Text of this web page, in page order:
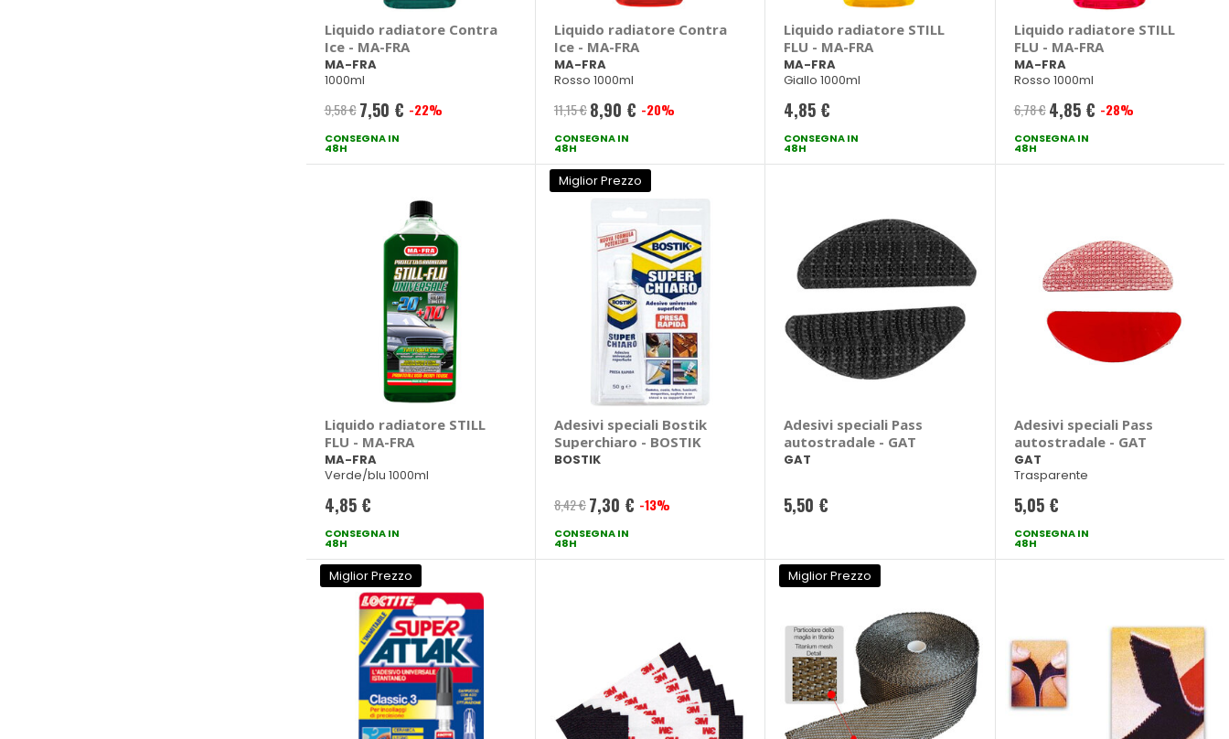
Liquido radiatore Contra
Ice - MA-FRA
MA-FRA
1000ml
9,58 € Prezzo
speciale
7,50 € -22%
CONSEGNA IN
48H
Liquido radiatore Contra
Ice - MA-FRA
MA-FRA
Rosso 1000ml
11,15 € Prezzo
speciale
8,90 € -20%
CONSEGNA IN
48H
Liquido radiatore STILL
FLU - MA-FRA
MA-FRA
Giallo 1000ml
4,85 €
CONSEGNA IN
48H
Liquido radiatore STILL
FLU - MA-FRA
MA-FRA
Rosso 1000ml
6,78 € Prezzo
speciale
4,85 € -28%
CONSEGNA IN
48H
Liquido radiatore STILL
FLU - MA-FRA
MA-FRA
Verde/blu 1000ml
4,85 €
CONSEGNA IN
48H
Miglior Prezzo
Adesivi speciali Bostik
Superchiaro - BOSTIK
BOSTIK
8,42 € Prezzo
speciale
7,30 € -13%
CONSEGNA IN
48H
Adesivi speciali Pass
autostradale - GAT
GAT
5,50 €
Adesivi speciali Pass
autostradale - GAT
GAT
Trasparente
5,05 €
CONSEGNA IN
48H
Miglior Prezzo Miglior Prezzo